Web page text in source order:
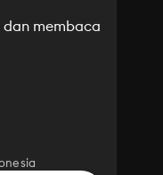
membaca